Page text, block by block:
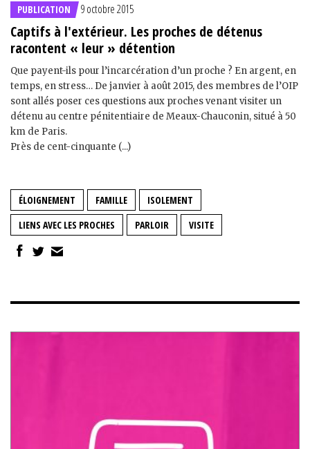
PUBLICATION 9 octobre 2015
Captifs à l'extérieur. Les proches de détenus
racontent « leur » détention
Que payent-ils pour l’incarcération d’un proche ? En argent, en
temps, en stress… De janvier à août 2015, des membres de l’OIP
sont allés poser ces questions aux proches venant visiter un
détenu au centre pénitentiaire de Meaux-Chauconin, situé à 50
km de Paris.
Près de cent-cinquante (...)
ÉLOIGNEMENT FAMILLE
ISOLEMENT
LIENS AVEC LES PROCHES
PARLOIR VISITE